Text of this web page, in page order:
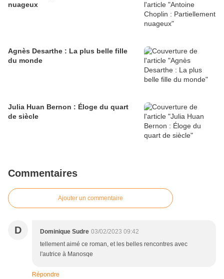
nuageux
Agnès Desarthe : La plus belle fille
du monde
Julia Huan Bernon : Éloge du quart
de siècle
Commentaires
Ajouter un commentaire
D Dominique Sudre 03/02/2023 09:42
tellement aimé ce roman, et les belles rencontres avec
l'autrice à Manosqe
Répondre